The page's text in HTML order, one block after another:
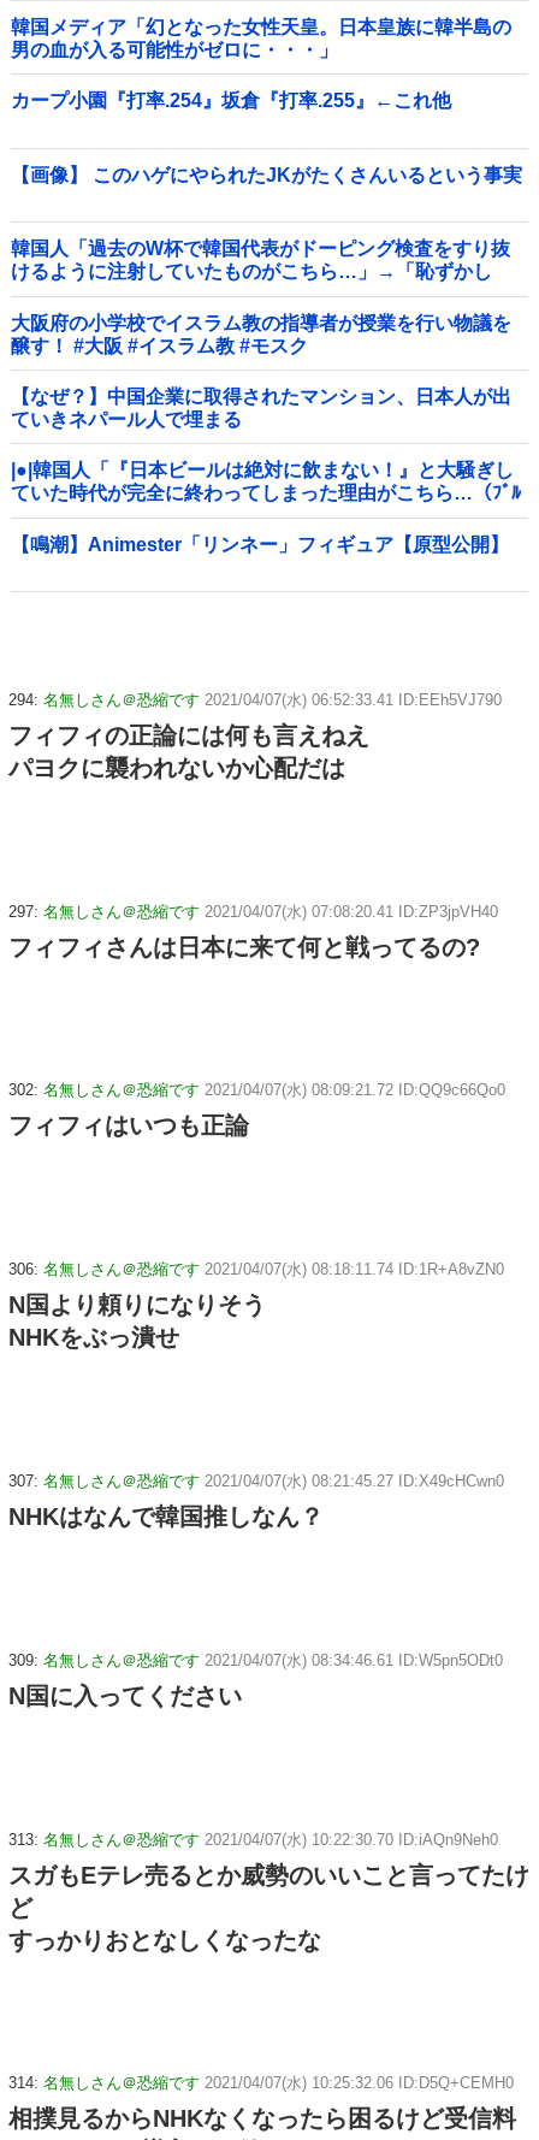
韓国メディア「幻となった女性天皇。日本皇族に韓半島の
男の血が入る可能性がゼロに・・・」
カープ小園『打率.254』坂倉『打率.255』←これ他
【画像】 このハゲにやられたJKがたくさんいるという事実
韓国人「過去のW杯で韓国代表がドーピング検査をすり抜
けるように注射していたものがこちら…」→「恥ずかし
い…（ﾌﾞﾙﾌﾞﾙ」＝韓国の反応
大阪府の小学校でイスラム教の指導者が授業を行い物議を
醸す！ #大阪 #イスラム教 #モスク
【なぜ？】中国企業に取得されたマンション、日本人が出
ていきネパール人で埋まる
|●|韓国人「『日本ビールは絶対に飲まない！』と大騒ぎし
ていた時代が完全に終わってしまった理由がこちら…（ﾌﾞﾙ
ﾌﾞﾙ」＝韓国の反応
【鳴潮】Animester「リンネー」フィギュア【原型公開】
294: 名無しさん＠恐縮です 2021/04/07(水) 06:52:33.41 ID:EEh5VJ790
フィフィの正論には何も言えねえ
パヨクに襲われないか心配だは
297: 名無しさん＠恐縮です 2021/04/07(水) 07:08:20.41 ID:ZP3jpVH40
フィフィさんは日本に来て何と戦ってるの?
302: 名無しさん＠恐縮です 2021/04/07(水) 08:09:21.72 ID:QQ9c66Qo0
フィフィはいつも正論
306: 名無しさん＠恐縮です 2021/04/07(水) 08:18:11.74 ID:1R+A8vZN0
N国より頼りになりそう
NHKをぶっ潰せ
307: 名無しさん＠恐縮です 2021/04/07(水) 08:21:45.27 ID:X49cHCwn0
NHKはなんで韓国推しなん？
309: 名無しさん＠恐縮です 2021/04/07(水) 08:34:46.61 ID:W5pn5ODt0
N国に入ってください
313: 名無しさん＠恐縮です 2021/04/07(水) 10:22:30.70 ID:iAQn9Neh0
スガもEテレ売るとか威勢のいいこと言ってたけ
ど
すっかりおとなしくなったな
314: 名無しさん＠恐縮です 2021/04/07(水) 10:25:32.06 ID:D5Q+CEMH0
相撲見るからNHKなくなったら困るけど受信料